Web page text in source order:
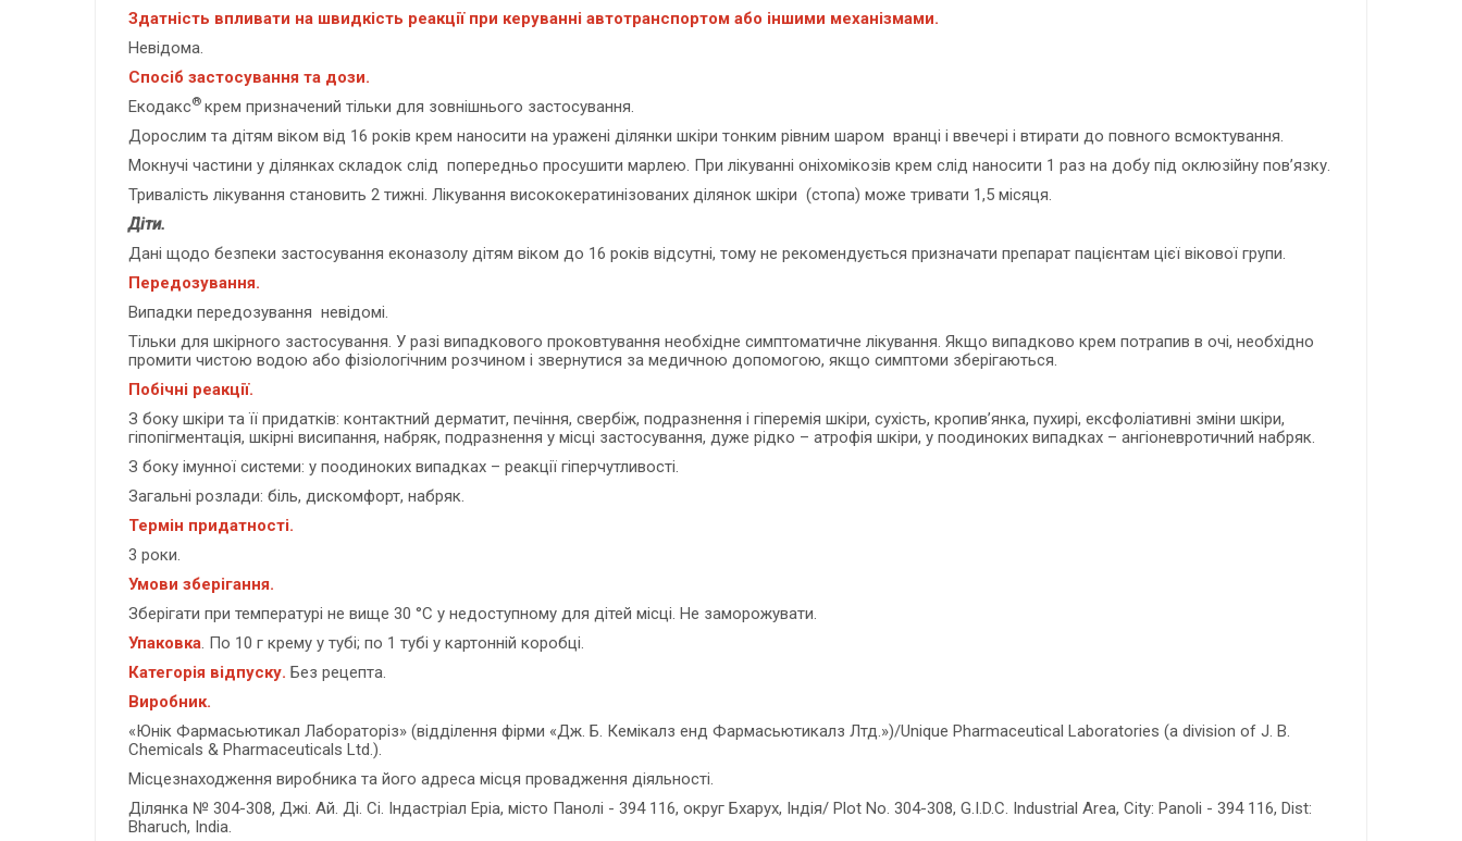
Здатність впливати на швидкість реакції при керуванні автотранспортом або іншими механізмами.
Невідома.
Спосіб застосування та дози.
Екодакс® крем призначений тільки для зовнішнього застосування.
Дорослим та дітям віком від 16 років крем наносити на уражені ділянки шкіри тонким рівним шаром вранці і ввечері і втирати до повного всмоктування.
Мокнучі частини у ділянках складок слід попередньо просушити марлею. При лікуванні оніхомікозів крем слід наносити 1 раз на добу під оклюзійну пов’язку.
Тривалість лікування становить 2 тижні. Лікування висококератинізованих ділянок шкіри (стопа) може тривати 1,5 місяця.
Діти.
Дані щодо безпеки застосування еконазолу дітям віком до 16 років відсутні, тому не рекомендується призначати препарат пацієнтам цієї вікової групи.
Передозування.
Випадки передозування невідомі.
Тільки для шкірного застосування. У разі випадкового проковтування необхідне симптоматичне лікування. Якщо випадково крем потрапив в очі, необхідно
промити чистою водою або фізіологічним розчином і звернутися за медичною допомогою, якщо симптоми зберігаються.
Побічні реакції.
З боку шкіри та її придатків: контактний дерматит, печіння, свербіж, подразнення і гіперемія шкіри, сухість, кропив’янка, пухирі, ексфоліативні зміни шкіри,
гіпопігментація, шкірні висипання, набряк, подразнення у місці застосування, дуже рідко – атрофія шкіри, у поодиноких випадках – ангіоневротичний набряк.
З боку імунної системи: у поодиноких випадках – реакції гіперчутливості.
Загальні розлади: біль, дискомфорт, набряк.
Термін придатності.
3 роки.
Умови зберігання.
Зберігати при температурі не вище 30 °С у недоступному для дітей місці. Не заморожувати.
Упаковка. По 10 г крему у тубі; по 1 тубі у картонній коробці.
Категорія відпуску. Без рецепта.
Виробник.
«Юнік Фармасьютикал Лабораторіз» (відділення фірми «Дж. Б. Кемікалз енд Фармасьютикалз Лтд.»)/Unique Pharmaceutical Laboratories (a division of J. B.
Chemicals & Pharmaceuticals Ltd.).
Місцезнаходження виробника та його адреса місця провадження діяльності.
Ділянка № 304-308, Джі. Ай. Ді. Сі. Індастріал Еріа, місто Панолі - 394 116, округ Бхарух, Індія/ Plot No. 304-308, G.I.D.C. Industrial Area, City: Panoli - 394 116, Dist:
Bharuch, India.